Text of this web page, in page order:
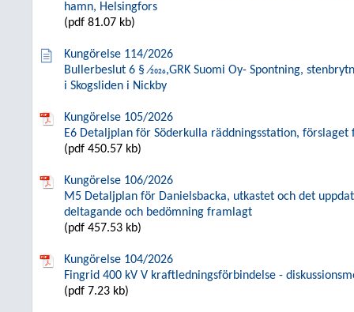
hamn, Helsingfors
(pdf 81.07 kb)
Kungörelse 114/2026
Bullerbeslut 6 § ⁄2026,GRK Suomi Oy- Spontning,
i Skogsliden i Nickby
Kungörelse 105/2026
E6 Detaljplan för Söderkulla räddningsstation,
(pdf 450.57 kb)
Kungörelse 106/2026
M5 Detaljplan för Danielsbacka, utkastet och det
deltagande och bedömning framlagt
(pdf 457.53 kb)
Kungörelse 104/2026
Fingrid 400 kV V kraftledningsförbindelse -
(pdf 7.23 kb)